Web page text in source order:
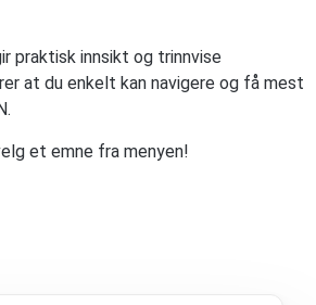
praktisk innsikt og trinnvise
at du enkelt kan navigere og få mest
et emne fra menyen!